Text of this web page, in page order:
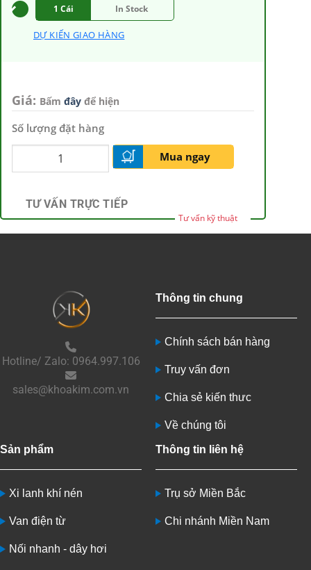
1 Cái In Stock
DỰ KIẾN GIAO HÀNG
Giá: Bấm đây để hiện
Số lượng đặt hàng
Mua ngay
TƯ VẤN TRỰC TIẾP
Tư vấn kỹ thuật
Hotline/ Zalo: 0964.997.106
sales@khoakim.com.vn
Thông tin chung
Chính sách bán hàng
Truy vấn đơn
Chia sẻ kiến thưc
Về chúng tôi
Sản phẩm
Xi lanh khí nén
Van điện từ
Nối nhanh - dây hơi
Thông tin liên hệ
Trụ sở Miền Bắc
Chi nhánh Miền Nam